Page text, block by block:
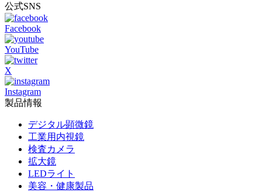
公式SNS
Facebook
YouTube
X
Instagram
製品情報
デジタル顕微鏡
工業用内視鏡
検査カメラ
拡大鏡
LEDライト
美容・健康製品